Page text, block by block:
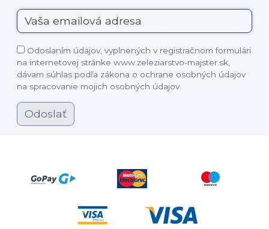
Odoslaním údajov, vyplnených v registračnom formulári
na internetovej stránke www.zeleziarstvo-majster.sk,
dávam súhlas podľa zákona o ochrane osobných údajov
na spracovanie mojich osobných údajov.
Odoslať